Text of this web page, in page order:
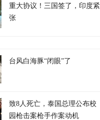
重大协议！三国签了，印度紧
张
台风白海豚“闭眼”了
致8人死亡，泰国总理公布校
园枪击案枪手作案动机